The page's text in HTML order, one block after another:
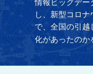
し、新型コロ
で、全国の引
化があったのか